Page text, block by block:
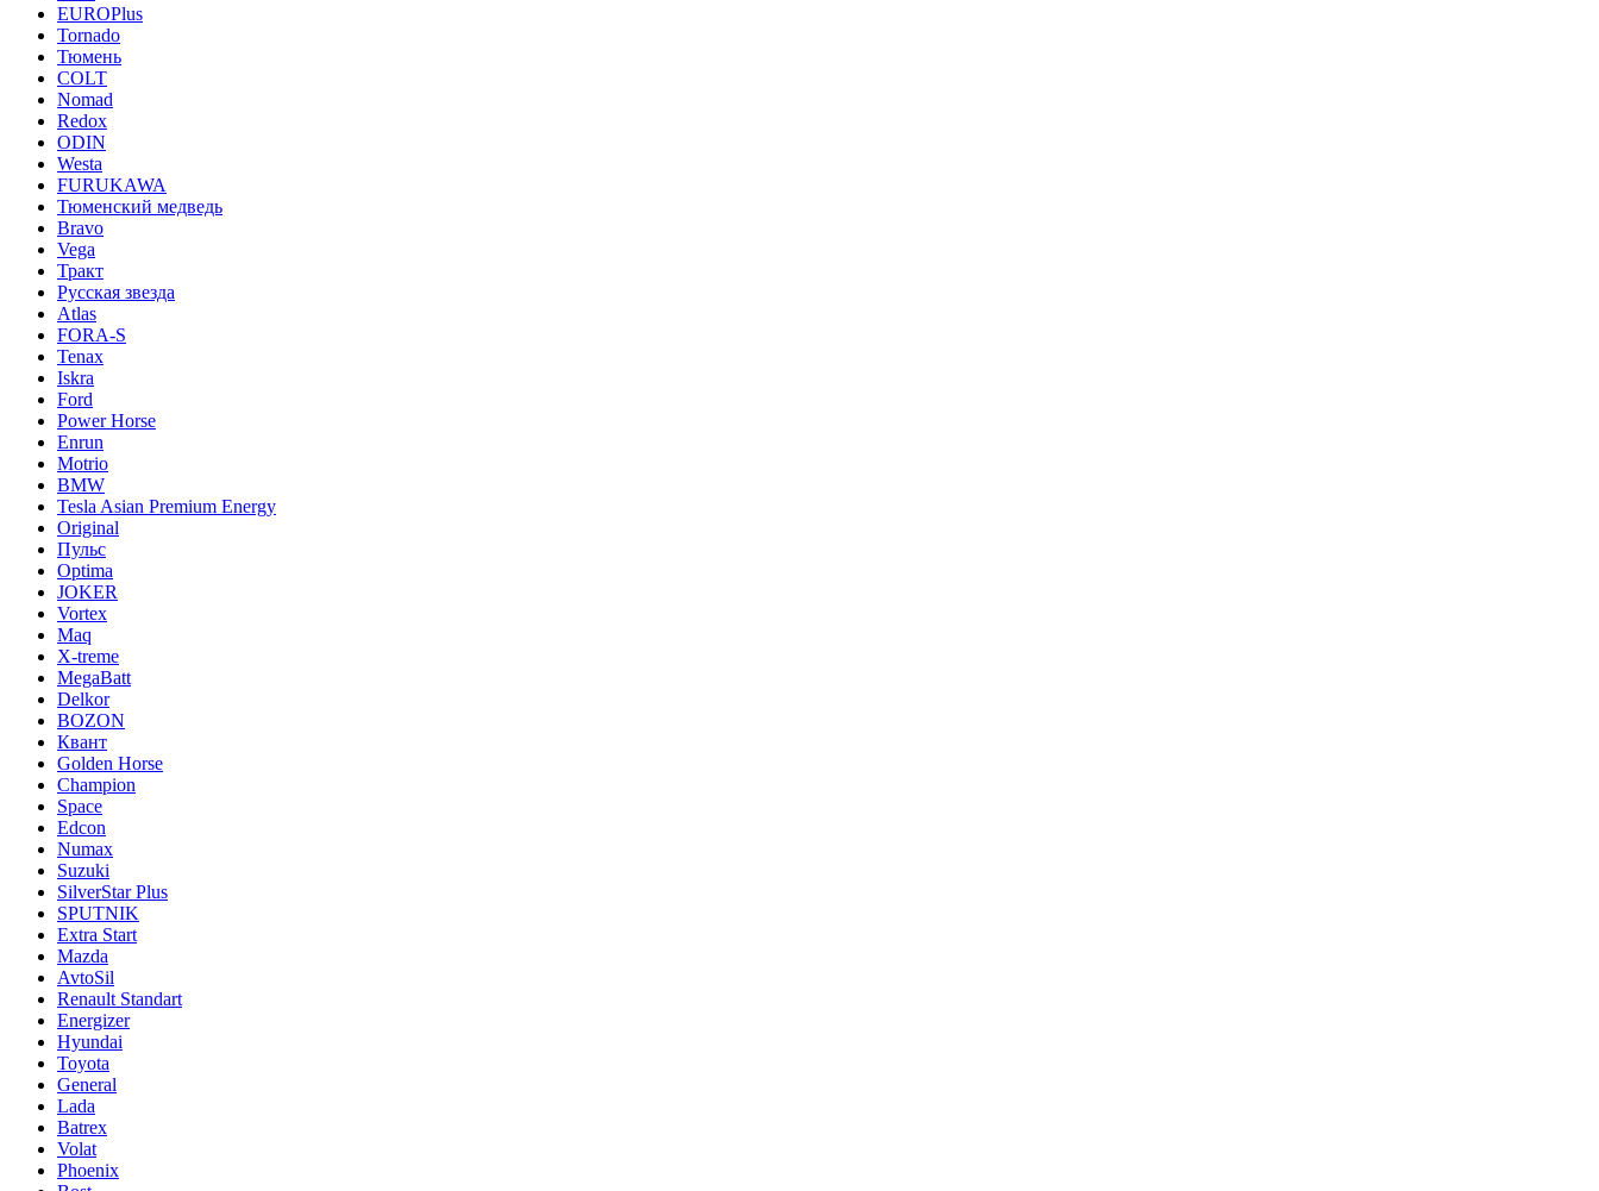
EUROPlus
Tornado
Тюмень
COLT
Nomad
Redox
ODIN
Westa
FURUKAWA
Тюменский медведь
Bravo
Vega
Тракт
Русская звезда
Atlas
FORA-S
Tenax
Iskra
Ford
Power Horse
Enrun
Motrio
BMW
Tesla Asian Premium Energy
Original
Пульс
Optima
JOKER
Vortex
Maq
X-treme
MegaBatt
Delkor
BOZON
Квант
Golden Horse
Champion
Space
Edcon
Numax
Suzuki
SilverStar Plus
SPUTNIK
Extra Start
Mazda
AvtoSil
Renault Standart
Energizer
Hyundai
Toyota
General
Lada
Batrex
Volat
Phoenix